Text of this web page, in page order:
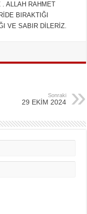
. ALLAH RAHMET
BIRAKTIĞI
VE SABIR DİLERİZ.
Sonraki
29 EKİM 2024